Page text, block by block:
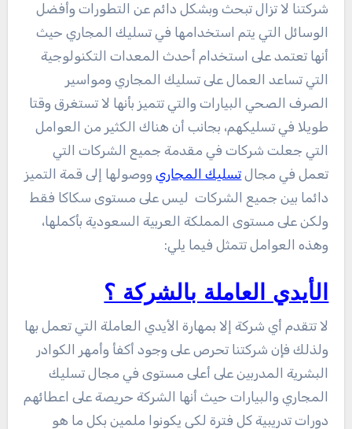
شركتنا لا تزال تبحث وبشكل دائم عن التطورات وأفضل
الوسائل التي يتم استخدامها في تسليك المجاري حيث
أنها تعتمد على استخدام أحدث المعدات التكنولوجية
التي تساعد العمال على تسليك المجاري ومواسير
الصرف الصحي البيارات والتي تتميز بأنها لا تستغرق وقتا
طويلا في تسليكهم، بجانب أن هناك الكثير من العوامل
التي جعلت شركات في مقدمة جميع الشركات التي
تعمل في مجال تسليك المجاريووصولها إلى قمة التميز
دائما بين جميع الشركات ليس على مستوى سكاكا فقط
ولكن على مستوى المملكة العربية السعودية بأكملها،
وهذه العوامل تتمثل فيما يلي:
الأيدي العاملة بالشركة ؟
لا تتقدم أي شركة إلا بمهارة الأيدي العاملة التي تعمل بها
ولذلك فإن شركتنا تحرص على وجود أكفأ وأمهر الكوادر
البشرية المدربين على أعلى مستوى في مجال تسليك
المجاري والبيارات حيث أنها الشركة حريصة على اعطائهم
دورات تدريبية كل فترة لكي يكونوا ملمين بكل ما هو